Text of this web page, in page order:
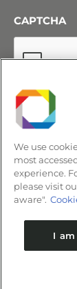
CAPTCHA
We use
most
experience.
please visit
aware".
I